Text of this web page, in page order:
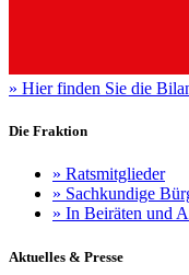
» Hier finden Sie die
Die Fraktion
» Ratsmitglieder
» Sachkundige
» In Beiräten und
Aktuelles & Presse